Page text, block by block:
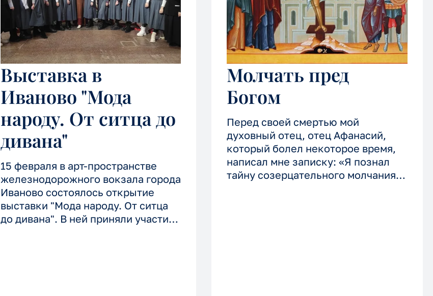
Выставка в
Иваново "Мода
народу. От ситца до
дивана"
15 февраля в арт-пространстве
железнодорожного вокзала города
Иваново состоялось открытие
выставки "Мода народу. От ситца
до дивана". В ней приняли участие
Молчать пред
Богом
Перед своей смертью мой
духовный отец, отец Афанасий,
который болел некоторое время,
написал мне записку: «Я познал
тайну созерцательного молчания, я